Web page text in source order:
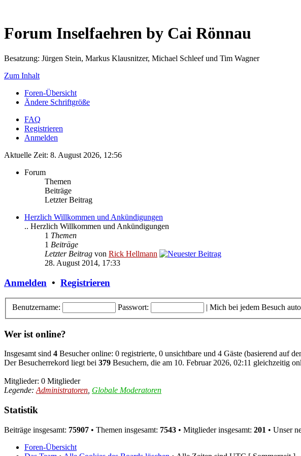
Forum Inselfaehren by Cai Rönnau
Besatzung: Jürgen Stein, Markus Klausnitzer, Michael Schleef und Tim Wagner
Zum Inhalt
Foren-Übersicht
Ändere Schriftgröße
FAQ
Registrieren
Anmelden
Aktuelle Zeit: 8. August 2026, 12:56
Forum
Themen
Beiträge
Letzter Beitrag
Herzlich Willkommen und Ankündigungen
.. Herzlich Willkommen und Ankündigungen
1 Themen
1 Beiträge
Letzter Beitrag von Rick Hellmann
28. August 2014, 17:33
Anmelden • Registrieren
Benutzername: Passwort: | Mich bei jedem Besuch
Wer ist online?
Insgesamt sind 4 Besucher online: 0 registrierte, 0 unsichtbare und 4 Gäste (basierend auf
Der Besucherrekord liegt bei 379 Besuchern, die am 10. Februar 2026, 02:11 gleichzeitig
Mitglieder: 0 Mitglieder
Legende: Administratoren Globale Moderatoren
Statistik
Beiträge insgesamt: 75907 • Themen insgesamt: 7543 • Mitglieder insgesamt: 201 • Unser
Foren-Übersicht